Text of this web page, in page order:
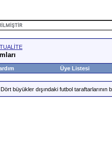
Üye Listesi
Dört büyükler dışındaki futbol taraftarlarının